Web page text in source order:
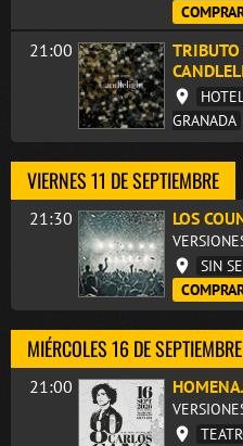
21:00
TRIBUTO
GRANADA
VIERNES 11 DE SEPTIEMBRE
21:30 LOS
SIN
MIÉRCOLES 16 DE SEPTIEMBRE
21:00